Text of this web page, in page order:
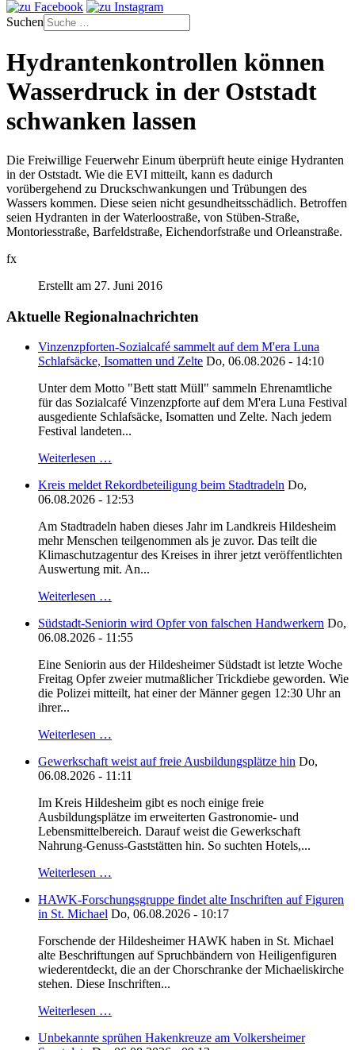
Suchen
Hydrantenkontrollen können
Wasserdruck in der Oststadt
schwanken lassen
Die Freiwillige Feuerwehr Einum überprüft heute einige Hydranten
in der Oststadt. Wie die EVI mitteilt, kann es dadurch
vorübergehend zu Druckschwankungen und Trübungen des
Wassers kommen. Diese seien nicht gesundheitsschädlich. Betroffen
seien Hydranten in der Waterloostraße, von Stüben-Straße,
Montoriesstraße, Barfeldstraße, Eichendorfstraße und Orleanstraße.
fx
Erstellt am 27. Juni 2016
Aktuelle Regionalnachrichten
Vinzenzpforten-Sozialcafé sammelt auf dem M'era Luna
Schlafsäcke, Isomatten und Zelte Do, 06.08.2026 - 14:10
Unter dem Motto "Bett statt Müll" sammeln Ehrenamtliche
für das Sozialcafé Vinzenzpforte auf dem M'era Luna Festival
ausgediente Schlafsäcke, Isomatten und Zelte. Nach jedem
Festival landeten...
Weiterlesen …
Kreis meldet Rekordbeteiligung beim Stadtradeln Do,
06.08.2026 - 12:53
Am Stadtradeln haben dieses Jahr im Landkreis Hildesheim
mehr Menschen teilgenommen als je zuvor. Das teilt die
Klimaschutzagentur des Kreises in ihrer jetzt veröffentlichten
Auswertung mit. An...
Weiterlesen …
Südstadt-Seniorin wird Opfer von falschen Handwerkern Do,
06.08.2026 - 11:55
Eine Seniorin aus der Hildesheimer Südstadt ist letzte Woche
Freitag Opfer zweier mutmaßlicher Trickdiebe geworden. Wie
die Polizei mitteilt, hat einer der Männer gegen 12:30 Uhr an
ihrer...
Weiterlesen …
Gewerkschaft weist auf freie Ausbildungsplätze hin Do,
06.08.2026 - 11:11
Im Kreis Hildesheim gibt es noch einige freie
Ausbildungsplätze im erweiterten Gastronomie- und
Lebensmittelbereich. Darauf weist die Gewerkschaft
Nahrung-Genuss-Gaststätten hin. So suchten Hotels,...
Weiterlesen …
HAWK-Forschungsgruppe findet alte Inschriften auf Figuren
in St. Michael Do, 06.08.2026 - 10:17
Forschende der Hildesheimer HAWK haben in St. Michael
alte Beschriftungen auf Spruchbändern von Heiligenfiguren
wiederentdeckt, die an der Chorschranke der Michaeliskirche
stehen. Diese Inschriften...
Weiterlesen …
Unbekannte sprühen Hakenkreuze am Volkersheimer